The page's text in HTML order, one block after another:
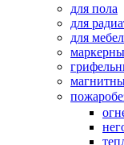
для пола
для
для